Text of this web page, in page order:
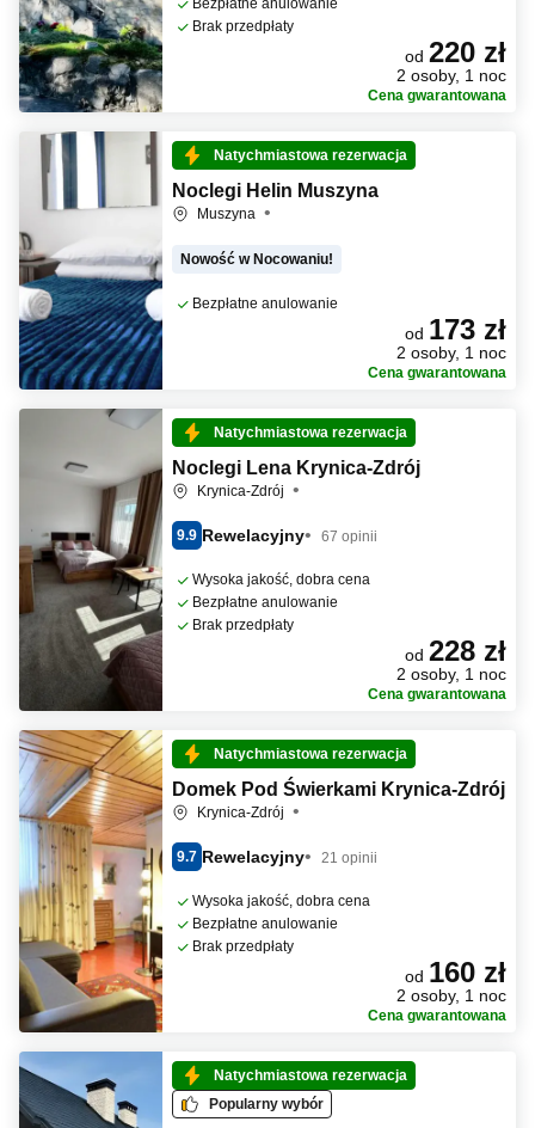
Bezpłatne anulowanie
Brak przedpłaty
od 220 zł
2 osoby, 1 noc
Cena gwarantowana
Natychmiastowa rezerwacja
Noclegi Helin Muszyna
Muszyna
Nowość w Nocowaniu!
Bezpłatne anulowanie
od 173 zł
2 osoby, 1 noc
Cena gwarantowana
Natychmiastowa rezerwacja
Noclegi Lena Krynica-Zdrój
Krynica-Zdrój
9.9 Rewelacyjny 67 opinii
Wysoka jakość, dobra cena
Bezpłatne anulowanie
Brak przedpłaty
od 228 zł
2 osoby, 1 noc
Cena gwarantowana
Natychmiastowa rezerwacja
Domek Pod Świerkami Krynica-Zdrój
Krynica-Zdrój
9.7 Rewelacyjny 21 opinii
Wysoka jakość, dobra cena
Bezpłatne anulowanie
Brak przedpłaty
od 160 zł
2 osoby, 1 noc
Cena gwarantowana
Natychmiastowa rezerwacja
Popularny wybór